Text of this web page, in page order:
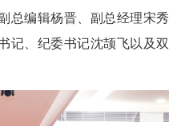
总编辑杨晋、副总经理宋秀
记、纪委书记沈颉飞以及双